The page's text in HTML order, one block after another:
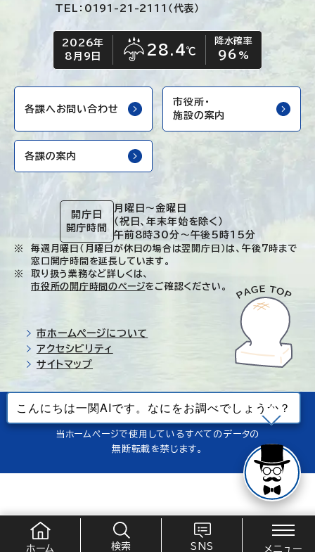
ホーム 検索 SNS メニュー
TEL：0191-21-2111（代表）
今日の日付
2026年
8月9日
今日の天気
雨
28.4℃
降水確率
96 %
各課へお問い合わせ
市役所・
施設の案内
各課の案内
開庁日
開庁時間
月曜日～金曜日
（祝日、年末年始を除く）
午前8時30分～午後5時15分
毎週月曜日（月曜日が休日の場合は翌開庁日）は、午後7時まで
窓口開庁時間を延長しています。
取り扱う業務など詳しくは、
市役所の開庁時間のページをご確認ください。
市ホームページについて
アクセシビリティ
サイトマップ
© Ichinoseki-city. All rights reserved.
当ホームページで使用しているすべてのデータの
無断転載を禁じます。